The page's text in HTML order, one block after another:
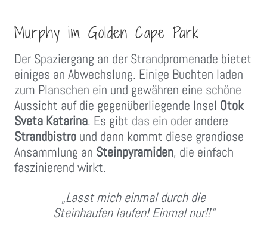
Murphy im Golden Cape Park
Der Spaziergang an der Strandpromenade bietet
einiges an Abwechslung. Einige Buchten laden
zum Planschen ein und gewähren eine schöne
Aussicht auf die gegenüberliegende Insel Otok
Sveta Katarina. Es gibt das ein oder andere
Strandbistro und dann kommt diese grandiose
Ansammlung an Steinpyramiden, die einfach
faszinierend wirkt.
„Lasst mich einmal durch die
Steinhaufen laufen! Einmal nur!!“